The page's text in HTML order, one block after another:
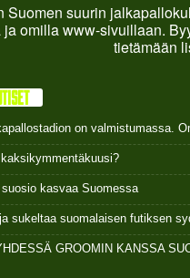
Suomen suurin
ja omilla www-sivuillaan.
tietämään
on valmistumassa.
kasvaa Suomessa
sukeltaa suomalaisen futiksen
GROOMIN KANSSA